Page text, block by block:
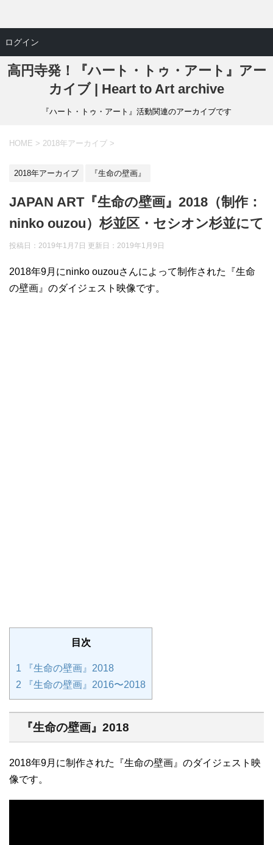
高円寺発！『ハート・トゥ・アート』アー
カイブ | Heart to Art archive
『ハート・トゥ・アート』活動関連のアーカイブです
HOME > 2018年アーカイブ >
2018年アーカイブ 『生命の壁画』
JAPAN ART『生命の壁画』2018（制作：
ninko ouzou）杉並区・セシオン杉並にて
投稿日：2019年1月7日 更新日： 2019年1月9日
2018年9月にninko ouzouさんによって制作された『生命
の壁画』のダイジェスト映像です。
目次
1 『生命の壁画』2018
2 『生命の壁画』2016〜2018
『生命の壁画』2018
2018年9月に制作された『生命の壁画』のダイジェスト映
像です。
ログイン